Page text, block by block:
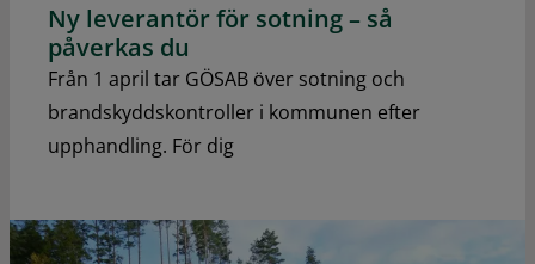
Ny leverantör för sotning – så
påverkas du
Från 1 april tar GÖSAB över sotning och
brandskyddskontroller i kommunen efter
upphandling. För dig